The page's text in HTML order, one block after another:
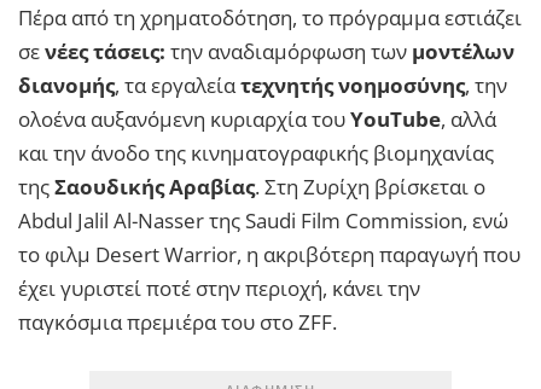
Πέρα από τη χρηματοδότηση, το πρόγραμμα εστιάζει
σενέες τάσεις: την αναδιαμόρφωση των μοντέλων
διανομής, τα εργαλείατεχνητής νοημοσύνης, την
ολοένα αυξανόμενη κυριαρχία τουYouTube, αλλά
και την άνοδο της κινηματογραφικής βιομηχανίας
τηςΣαουδικής Αραβίας. Στη Ζυρίχη βρίσκεται ο
Abdul Jalil Al-Nasser της Saudi Film Commission, ενώ
το φιλμ Desert Warrior, η ακριβότερη παραγωγή που
έχει γυριστεί ποτέ στην περιοχή, κάνει την
παγκόσμια πρεμιέρα του στο ZFF.